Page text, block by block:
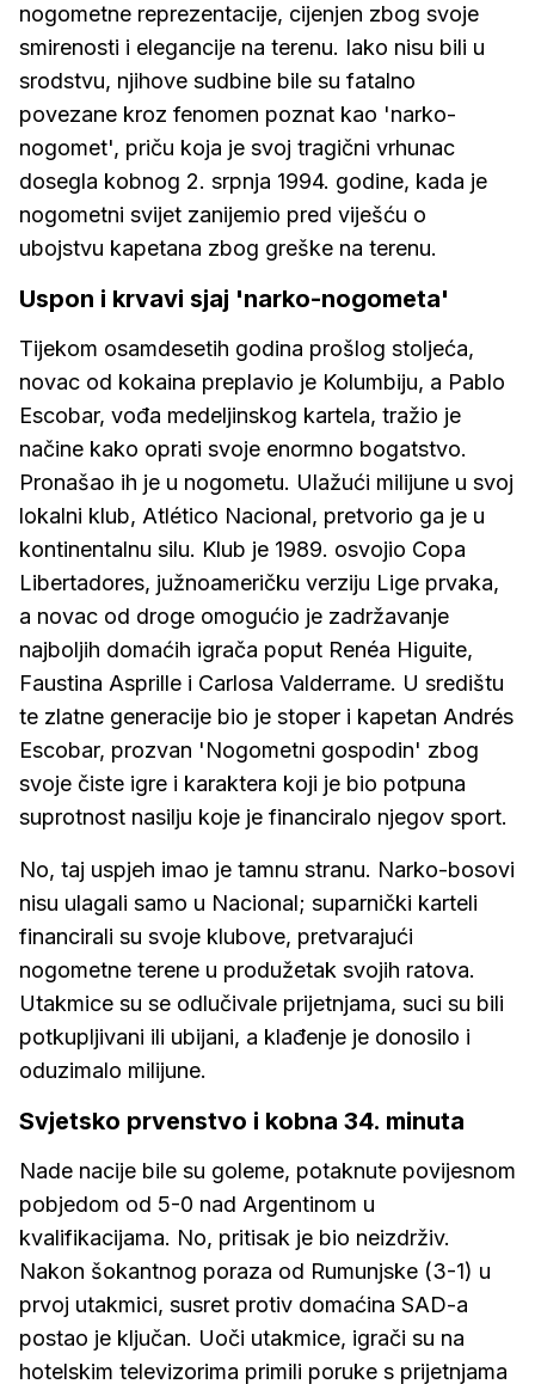
nogometne reprezentacije, cijenjen zbog svoje
smirenosti i elegancije na terenu. Iako nisu bili u
srodstvu, njihove sudbine bile su fatalno
povezane kroz fenomen poznat kao 'narko-
nogomet', priču koja je svoj tragični vrhunac
dosegla kobnog 2. srpnja 1994. godine, kada je
nogometni svijet zanijemio pred viješću o
ubojstvu kapetana zbog greške na terenu.
Uspon i krvavi sjaj 'narko-nogometa'
Tijekom osamdesetih godina prošlog stoljeća,
novac od kokaina preplavio je Kolumbiju, a Pablo
Escobar, vođa medeljinskog kartela, tražio je
načine kako oprati svoje enormno bogatstvo.
Pronašao ih je u nogometu. Ulažući milijune u svoj
lokalni klub, Atlético Nacional, pretvorio ga je u
kontinentalnu silu. Klub je 1989. osvojio Copa
Libertadores, južnoameričku verziju Lige prvaka,
a novac od droge omogućio je zadržavanje
najboljih domaćih igrača poput Renéa Higuite,
Faustina Asprille i Carlosa Valderrame. U središtu
te zlatne generacije bio je stoper i kapetan Andrés
Escobar, prozvan 'Nogometni gospodin' zbog
svoje čiste igre i karaktera koji je bio potpuna
suprotnost nasilju koje je financiralo njegov sport.
No, taj uspjeh imao je tamnu stranu. Narko-bosovi
nisu ulagali samo u Nacional; suparnički karteli
financirali su svoje klubove, pretvarajući
nogometne terene u produžetak svojih ratova.
Utakmice su se odlučivale prijetnjama, suci su bili
potkupljivani ili ubijani, a klađenje je donosilo i
oduzimalo milijune.
Svjetsko prvenstvo i kobna 34. minuta
Nade nacije bile su goleme, potaknute povijesnom
pobjedom od 5-0 nad Argentinom u
kvalifikacijama. No, pritisak je bio neizdrživ.
Nakon šokantnog poraza od Rumunjske (3-1) u
prvoj utakmici, susret protiv domaćina SAD-a
postao je ključan. Uoči utakmice, igrači su na
hotelskim televizorima primili poruke s prijetnjama